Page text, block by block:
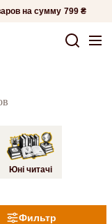
на сумму 799 ₴
Юні читачі
Фильтр